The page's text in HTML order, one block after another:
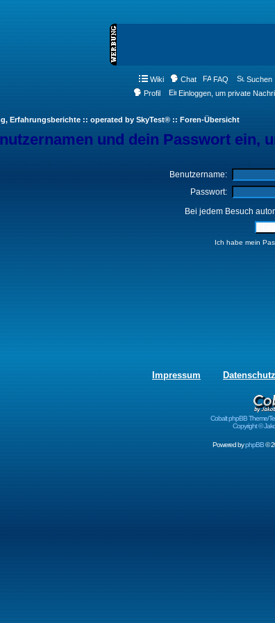
Wiki Chat FAQ Suchen
Profil
Einloggen, um private
Erfahrungsberichte :: operated by SkyTest® :: Foren-Übersicht
und dein Passwort ein,
Benutzername:
Passwort:
Bei jedem Besuch
Ich habe mein
Impressum
Cobalt phpBB Theme/
Copyright ©
Powered byphpBB©